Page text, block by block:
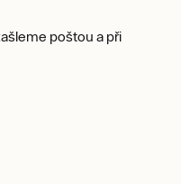
poštou a při